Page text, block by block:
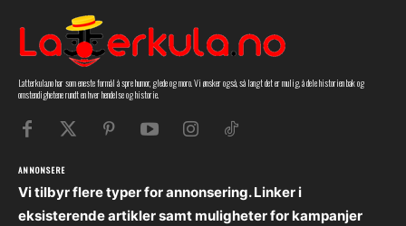
Latterkula.no har som eneste formål å spre humor, glede og moro. Vi ønsker også, så langt det er mulig, å dele historien bak og
omstendighetene rundt en hver hendelse og historie.
ANNONSERE
Vi tilbyr flere typer for annonsering. Linker i
eksisterende artikler samt muligheter for kampanjer